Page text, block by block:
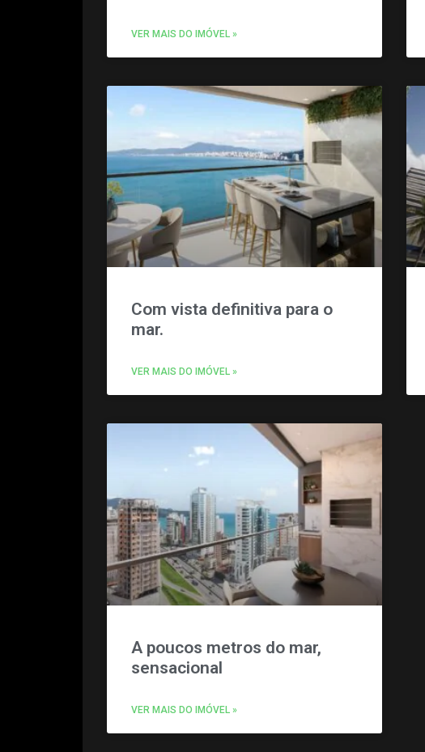
VER MAIS DO IMÓVEL »
Com vista definitiva para o
mar.
VER MAIS DO IMÓVEL »
A poucos metros do mar,
sensacional
VER MAIS DO IMÓVEL »